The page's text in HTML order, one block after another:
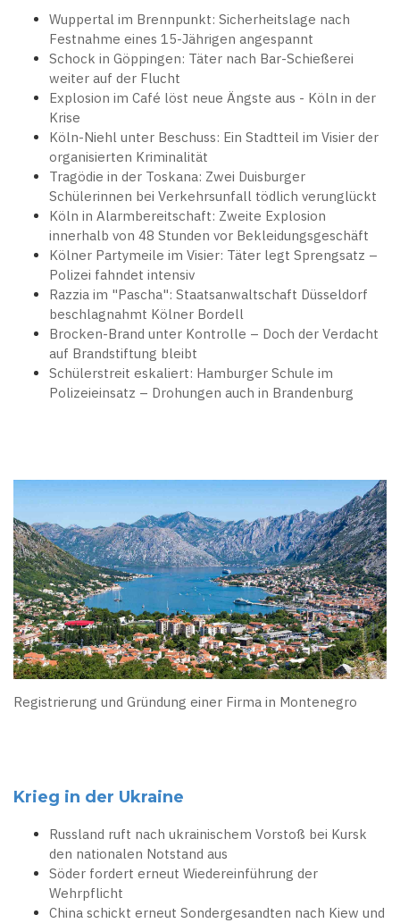
Wuppertal im Brennpunkt: Sicherheitslage nach
Festnahme eines 15-Jährigen angespannt
Schock in Göppingen: Täter nach Bar-Schießerei
weiter auf der Flucht
Explosion im Café löst neue Ängste aus - Köln in der
Krise
Köln-Niehl unter Beschuss: Ein Stadtteil im Visier der
organisierten Kriminalität
Tragödie in der Toskana: Zwei Duisburger
Schülerinnen bei Verkehrsunfall tödlich verunglückt
Köln in Alarmbereitschaft: Zweite Explosion
innerhalb von 48 Stunden vor Bekleidungsgeschäft
Kölner Partymeile im Visier: Täter legt Sprengsatz –
Polizei fahndet intensiv
Razzia im "Pascha": Staatsanwaltschaft Düsseldorf
beschlagnahmt Kölner Bordell
Brocken-Brand unter Kontrolle – Doch der Verdacht
auf Brandstiftung bleibt
Schülerstreit eskaliert: Hamburger Schule im
Polizeieinsatz – Drohungen auch in Brandenburg
Registrierung und Gründung einer Firma in Montenegro
Krieg in der Ukraine
Russland ruft nach ukrainischem Vorstoß bei Kursk
den nationalen Notstand aus
Söder fordert erneut Wiedereinführung der
Wehrpflicht
China schickt erneut Sondergesandten nach Kiew und